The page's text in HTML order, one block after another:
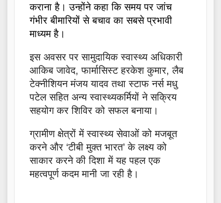
कराना है। उन्होंने कहा कि समय पर जांच
गंभीर बीमारियों से बचाव का सबसे प्रभावी
माध्यम है।
इस अवसर पर सामुदायिक स्वास्थ्य अधिकारी
आकिब जावेद, फार्मासिस्ट हरकेश कुमार, लैब
टेक्नीशियन मंजय यादव तथा स्टाफ नर्स मधु
पटेल सहित अन्य स्वास्थ्यकर्मियों ने सक्रिय
सहयोग कर शिविर को सफल बनाया।
ग्रामीण क्षेत्रों में स्वास्थ्य सेवाओं को मजबूत
करने और ‘टीबी मुक्त भारत’ के लक्ष्य को
साकार करने की दिशा में यह पहल एक
महत्वपूर्ण कदम मानी जा रही है।